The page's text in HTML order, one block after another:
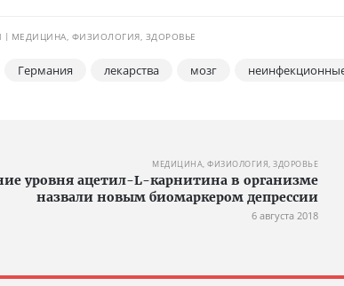
МЕДИЦИНА, ФИЗИОЛОГИЯ, ЗДОРОВЬЕ
Германия лекарства мозг
МЕДИЦИНА, ФИЗИОЛОГИЯ, ЗДОРОВЬЕ
уровня ацетил-L-карнитина в организме
назвали новым биомаркером депрессии
6 августа 2018